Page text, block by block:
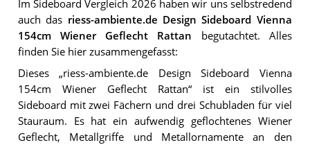
Im Sideboard Vergleich 2026 haben wir uns selbstredend
auch das riess-ambiente.de Design Sideboard Vienna
154cm Wiener Geflecht Rattan begutachtet. Alles
finden Sie hier zusammengefasst:
Dieses „riess-ambiente.de Design Sideboard Vienna
154cm Wiener Geflecht Rattan“ ist ein stilvolles
Sideboard mit zwei Fächern und drei Schubladen für viel
Stauraum. Es hat ein aufwendig geflochtenes Wiener
Geflecht, Metallgriffe und Metallornamente an den